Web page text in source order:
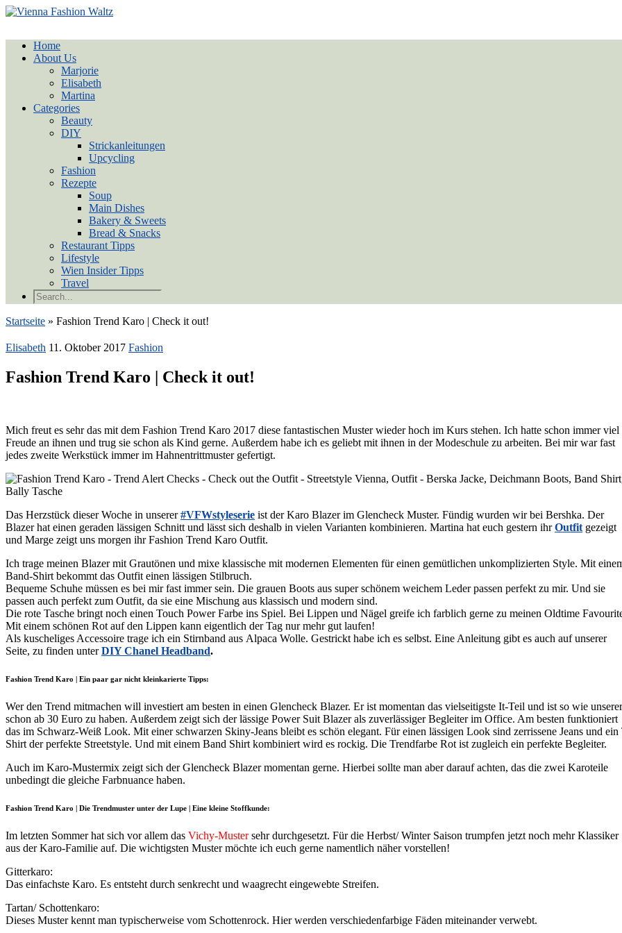
Home
About Us
Marjorie
Elisabeth
Martina
Categories
Beauty
DIY
Strickanleitungen
Upcycling
Fashion
Rezepte
Soup
Main Dishes
Bakery & Sweets
Bread & Snacks
Restaurant Tipps
Lifestyle
Wien Insider Tipps
Travel
Startseite » Fashion Trend Karo | Check it out!
Elisabeth 11. Oktober 2017 Fashion
Fashion Trend Karo | Check it out!
Mich freut es sehr das mit dem Fashion Trend Karo 2017 diese fantastischen Muster wieder hoch im Kurs stehen. Ich hatte schon immer viel
Freude an ihnen und trug sie schon als Kind gerne. Außerdem habe ich es geliebt mit ihnen in der Modeschule zu arbeiten. Bei mir war fast
jedes zweite Werkstück immer im Hahnentrittmuster gefertigt.
Das Herzstück dieser Woche in unserer#VFWstyleserie ist der Karo Blazer im Glencheck Muster. Fündig wurden wir bei Bershka. Der
Blazer hat einen geraden lässigen Schnitt und lässt sich deshalb in vielen Varianten kombinieren. Martina hat euch gestern ihrOutfit gezeigt
und Marge zeigt uns morgen ihr Fashion Trend Karo Outfit.
Ich trage meinen Blazer mit Grautönen und mixe klassische mit modernen Elementen für einen gemütlichen unkomplizierten Style. Mit
Band-Shirt bekommt das Outfit einen lässigen Stilbruch.
Bequeme Schuhe müssen es bei mir fast immer sein. Die grauen Boots aus super schönem weichem Leder passen perfekt zu mir. Und sie
passen auch perfekt zum Outfit, da sie eine Mischung aus klassisch und modern sind.
Die rote Tasche bringt noch einen Touch Power Farbe ins Spiel. Bei Lippen und Nägel greife ich farblich gerne zu meinen Oldtime
Mit einem schönen Rot auf den Lippen kann eigentlich der Tag nur mehr gut laufen!
Als kuscheliges Accessoire trage ich ein Stirnband aus Alpaca Wolle. Gestrickt habe ich es selbst. Eine Anleitung gibt es auch auf unserer
Seite, zu finden unterDIY Chanel Headband.
Fashion Trend Karo | Ein paar gar nicht kleinkarierte Tipps:
Wer den Trend mitmachen will investiert am besten in einen Glencheck Blazer. Er ist momentan das vielseitigste It-Teil und ist so wie unserer
schon ab 30 Euro zu haben. Außerdem zeigt sich der lässige Power Suit Blazer als zuverlässiger Begleiter im Office. Am besten funktioniert
das im Schwarz-Weiß Look. Mit einer schwarzen Skiny-Jeans bleibt es schön elegant. Für einen lässigen Look sind zerrissene Jeans und ein
Shirt der perfekte Streetstyle. Und mit einem Band Shirt kombiniert wird es rockig. Die Trendfarbe Rot ist zugleich ein perfekte Begleiter.
Auch im Karo-Mustermix zeigt sich der Glencheck Blazer momentan gerne. Hierbei sollte man aber darauf achten, das die zwei Karoteile
unbedingt die gleiche Farbnuance haben.
Fashion Trend Karo | Die Trendmuster unter der Lupe | Eine kleine Stoffkunde:
Im letzten Sommer hat sich vor allem das Vichy-Mustersehr durchgesetzt. Für die Herbst/ Winter Saison trumpfen jetzt noch mehr Klassiker
aus der Karo-Familie auf. Die wichtigsten Muster möchte ich euch gerne namentlich näher vorstellen!
Gitterkaro:
Das einfachste Karo. Es entsteht durch senkrecht und waagrecht eingewebte Streifen.
Tartan/ Schottenkaro:
Dieses Muster kennt man typischerweise vom Schottenrock. Hier werden verschiedenfarbige Fäden miteinander verwebt.